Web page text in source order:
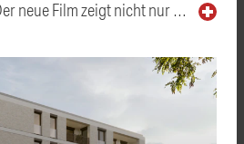
neue Film zeigt nicht nur …